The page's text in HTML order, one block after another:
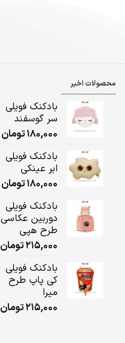
محصولات اخیر
بادکنک فویلی
سر گوسفند
180,000تومان
بادکنک فویلی
ابر عینکی
180,000تومان
بادکنک فویلی
دوربین عکاسی
طرح هپی
215,000تومان
بادکنک فویلی
کی پاپ طرح
میرا
215,000تومان